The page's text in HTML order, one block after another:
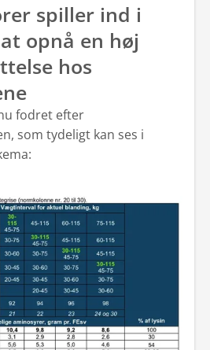
spiller ind i
opnå en høj
hos
fodret efter
som tydeligt kan ses i